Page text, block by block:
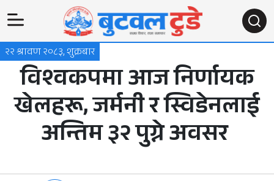
२२ श्रावण २०८३, शुक्रबार
विश्वकपमा आज निर्णायक
खेलहरू, जर्मनी र स्विडेनलाई
अन्तिम ३२ पुग्ने अवसर